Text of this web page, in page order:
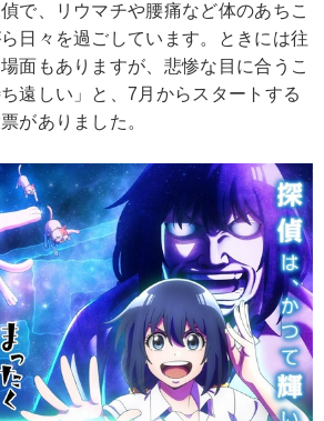
で、リウマチや腰痛など体のあちこ
日々を過ごしています。ときには往
面もありますが、悲惨な目に合うこ
遠しい」と、7月からスタートする
がありました。